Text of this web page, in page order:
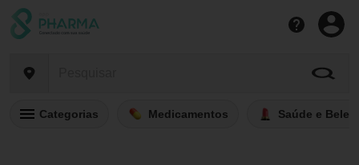
Categorias Medicamentos Saúde e